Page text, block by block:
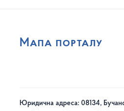
Мапа порталу
Юридична адреса: 08134,